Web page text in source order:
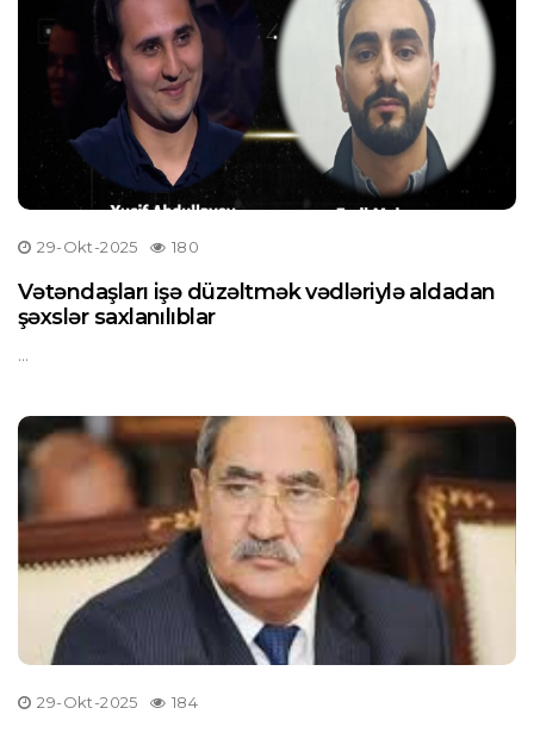
29-Okt-2025 180
Vətəndaşları işə düzəltmək vədləriylə aldadan
şəxslər saxlanılıblar
...
29-Okt-2025 184